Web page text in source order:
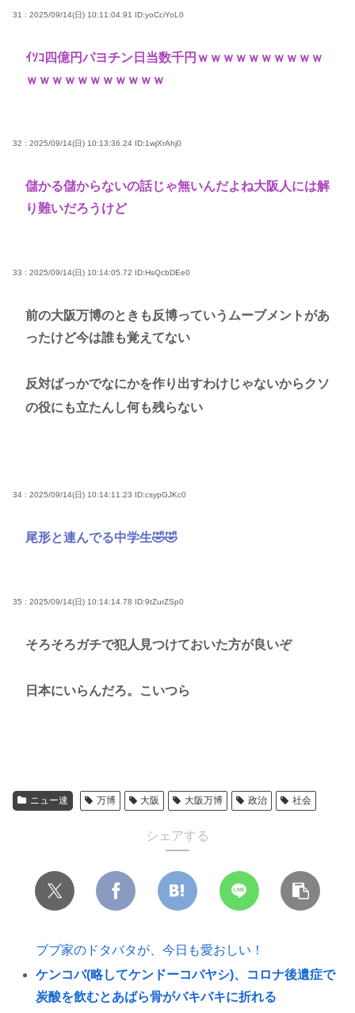
31 : 2025/09/14(日) 10:11:04.91 ID:yoCciYoL0
ｲｿｺ四億円パヨチン日当数千円ｗｗｗｗｗｗｗｗｗｗ
ｗｗｗｗｗｗｗｗｗｗｗ
32 : 2025/09/14(日) 10:13:36.24 ID:1wjXrAhj0
儲かる儲からないの話じゃ無いんだよね大阪人には解
り難いだろうけど
33 : 2025/09/14(日) 10:14:05.72 ID:HsQcbDEe0
前の大阪万博のときも反博っていうムーブメントがあ
ったけど今は誰も覚えてない
反対ばっかでなにかを作り出すわけじゃないからクソ
の役にも立たんし何も残らない
34 : 2025/09/14(日) 10:14:11.23 ID:csypGJKc0
尾形と連んでる中学生🤣🤣
35 : 2025/09/14(日) 10:14:14.78 ID:9tZurZSp0
そろそろガチで犯人見つけておいた方が良いぞ
日本にいらんだろ。こいつら
ニュー速 万博 大阪 大阪万博 政治 社会
シェアする
ブブ家のドタバタが、今日も愛おしい！
ケンコバ(略してケンドーコバヤシ)、コロナ後遺症で
炭酸を飲むとあばら骨がバキバキに折れる